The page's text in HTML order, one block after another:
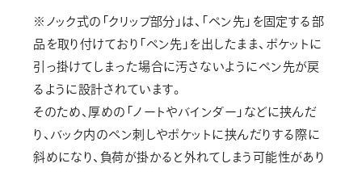
※ノック式の「クリップ部分」は、「ペン先」を固定する部
品を取り付けており「ペン先」を出したまま、ポケットに
引っ掛けてしまった場合に汚さないようにペン先が戻
るように設計されています。
そのため、厚めの「ノートやバインダー」などに挟んだ
り、バック内のペン刺しやポケットに挟んだりする際に
斜めになり、負荷が掛かると外れてしまう可能性があり